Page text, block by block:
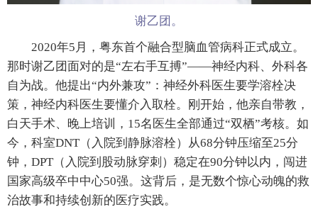
谢乙团。
2020年5月，粤东首个融合型脑血管病科正式成立。
那时谢乙团面对的是“左右手互搏”——神经内科、外科各
自为战。他提出“内外兼攻”：神经外科医生要学溶栓决
策，神经内科医生要懂介入取栓。刚开始，他亲自带教，
白天手术、晚上培训，15名医生全部通过“双栖”考核。如
今，科室DNT（入院到静脉溶栓）从68分钟压缩至25分
钟，DPT（入院到股动脉穿刺）稳定在90分钟以内，闯进
国家高级卒中中心50强。这背后，是无数个惊心动魄的救
治故事和持续创新的医疗实践。